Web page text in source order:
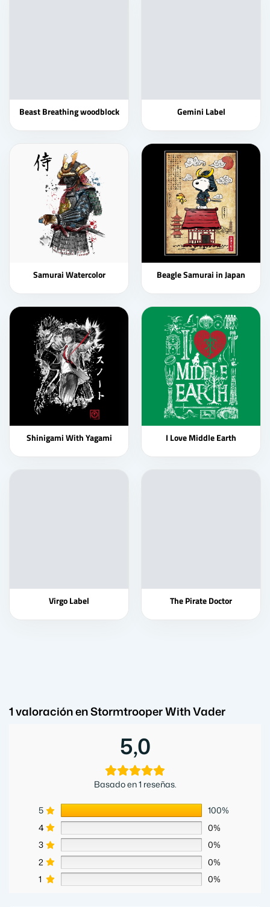
Beast Breathing woodblock Gemini Label
Samurai Watercolor Beagle Samurai in Japan
Shinigami With Yagami I Love Middle Earth
Virgo Label The Pirate Doctor
1 valoración enStormtrooper With Vader
5,0
Basado en 1 reseñas.
5
100%
4
0%
3
0%
2
0%
1
0%